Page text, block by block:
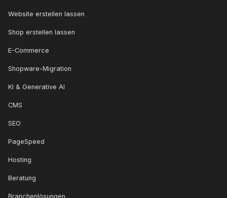
Website erstellen lassen
Shop erstellen lassen
E-Commerce
Shopware-Migration
KI & Generative AI
CMS
SEO
PageSpeed
Hosting
Beratung
Branchenlösungen